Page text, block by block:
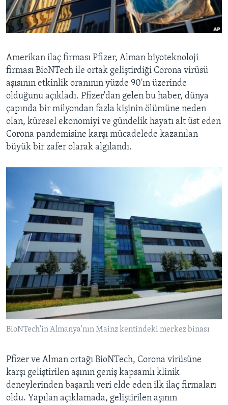
HAYATTAN
SANAT
BIZI TAKIP EDIN
Diller
Amerikan ilaç firması Pfizer, Alman biyoteknoloji
firması BioNTech ile ortak geliştirdiği Corona virüsü
aşısının etkinlik oranının yüzde 90'ın üzerinde
olduğunu açıkladı. Pfizer'dan gelen bu haber, dünya
çapında bir milyondan fazla kişinin ölümüne neden
olan, küresel ekonomiyi ve gündelik hayatı alt üst eden
Corona pandemisine karşı mücadelede kazanılan
büyük bir zafer olarak algılandı.
BioNTech'in Almanya'nın Mainz kentindeki merkez binası
Pfizer ve Alman ortağı BioNTech, Corona virüsüne
karşı geliştirilen aşının geniş kapsamlı klinik
deneylerinden başarılı veri elde eden ilk ilaç firmaları
oldu. Yapılan açıklamada, geliştirilen aşının